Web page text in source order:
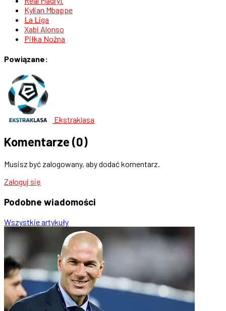
Kylian Mbappe
La Liga
Xabi Alonso
Piłka Nożna
Powiązane:
Ekstraklasa
Komentarze (0)
Musisz być zalogowany, aby dodać komentarz.
Zaloguj się
Podobne wiadomości
Wszystkie artykuły